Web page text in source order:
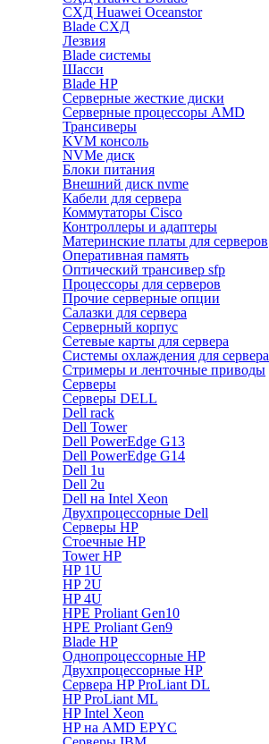
СХД Huawei Oceanstor
Blade СХД
Лезвия
Blade системы
Шасси
Blade HP
Серверные жесткие диски
Серверные процессоры AMD
Трансиверы
KVM консоль
NVMe диск
Блоки питания
Внешний диск nvme
Кабели для сервера
Коммутаторы Cisco
Контроллеры и адаптеры
Материнские платы для серверов
Оперативная память
Оптический трансивер sfp
Процессоры для серверов
Прочие серверные опции
Салазки для сервера
Серверный корпус
Сетевые карты для сервера
Системы охлаждения для сервера
Стримеры и ленточные приводы
Серверы
Серверы DELL
Dell rack
Dell Tower
Dell PowerEdge G13
Dell PowerEdge G14
Dell 1u
Dell 2u
Dell на Intel Xeon
Двухпроцессорные Dell
Серверы HP
Стоечные HP
Tower HP
HP 1U
HP 2U
HP 4U
HPE Proliant Gen10
HPE Proliant Gen9
Blade HP
Однопроцессорные HP
Двухпроцессорные HP
Сервера HP ProLiant DL
HP ProLiant ML
HP Intel Xeon
HP на AMD EPYC